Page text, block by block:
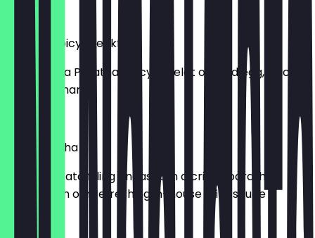
Hot and Spicy Breakfast
Spicy Lacha Paratha, spicy omelet or fried egg, spicy
Chana, Achar
£ 7,49
Aloo Paratha
Spiced potato filling encased in a crispy paratha,
served with our refreshing in-house mint sauce